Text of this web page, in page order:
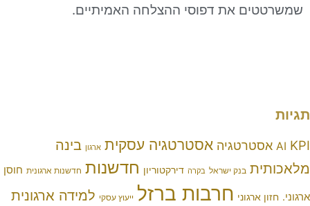
את דפוסי ההצלחה האמיתיים.
אסטרטגיה עסקית ארגון בינה
בנק ישראל בקרה דירקטוריון חדשנות חדשנות ארגונית חוסן
חרבות ברזל ייעוץ עסקי למידה ארגונית